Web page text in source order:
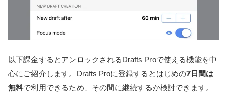
以下課金するとアンロックされるDrafts Proで使える機能を中
心にご紹介します。Drafts Proに登録するとはじめの7日間は
無料で利用できるため、その間に継続するか検討できます。